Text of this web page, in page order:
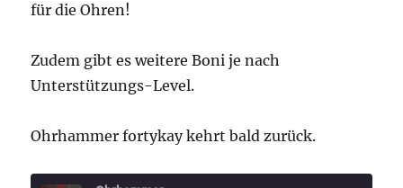
für die Ohren!
Zudem gibt es weitere Boni je nach
Unterstützungs-Level.
Ohrhammer fortykay kehrt bald zurück.